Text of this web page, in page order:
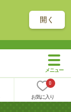
開く
0
お気に入り